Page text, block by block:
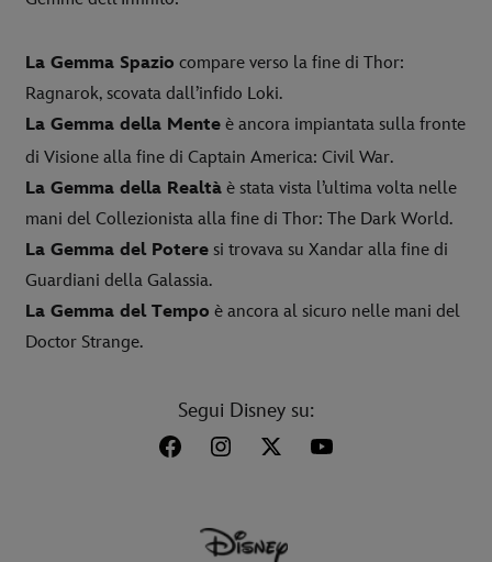
La Gemma Spazio compare verso la fine di Thor:
Ragnarok, scovata dall’infido Loki.
La Gemma della Mente è ancora impiantata sulla fronte
di Visione alla fine di Captain America: Civil War.
La Gemma della Realtà è stata vista l’ultima volta nelle
mani del Collezionista alla fine di Thor: The Dark World.
La Gemma del Potere si trovava su Xandar alla fine di
Guardiani della Galassia.
La Gemma del Tempo è ancora al sicuro nelle mani del
Doctor Strange.
Segui Disney su: